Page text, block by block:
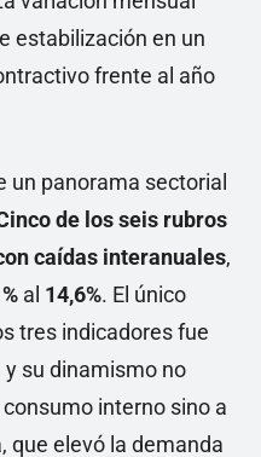
estabilización en un
frente al año
un panorama sectorial
de los seis rubros
caídas interanuales,
al 14,6%. El único
tres indicadores fue
su dinamismo no
interno sino a
que elevó la demanda